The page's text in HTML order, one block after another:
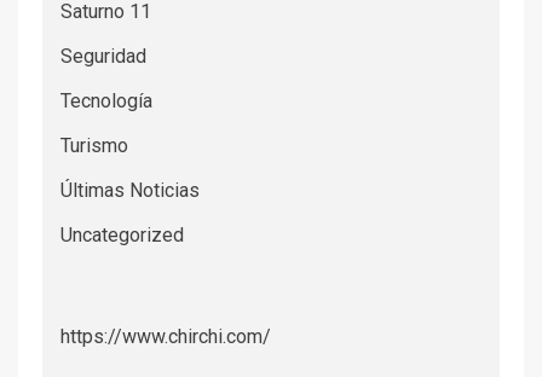
Saturno 11
Seguridad
Tecnología
Turismo
Últimas Noticias
Uncategorized
https://www.chirchi.com/